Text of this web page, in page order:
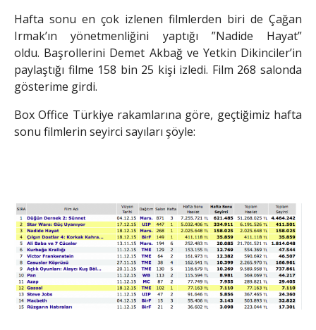
Hafta sonu en çok izlenen filmlerden biri de Çağan
Irmak’ın yönetmenliğini yaptığı ”Nadide Hayat”
oldu. Başrollerini Demet Akbağ ve Yetkin Dikinciler’in
paylaştığı filme 158 bin 25 kişi izledi. Film 268 salonda
gösterime girdi.
Box Office Türkiye rakamlarına göre, geçtiğimiz hafta
sonu filmlerin seyirci sayıları şöyle: